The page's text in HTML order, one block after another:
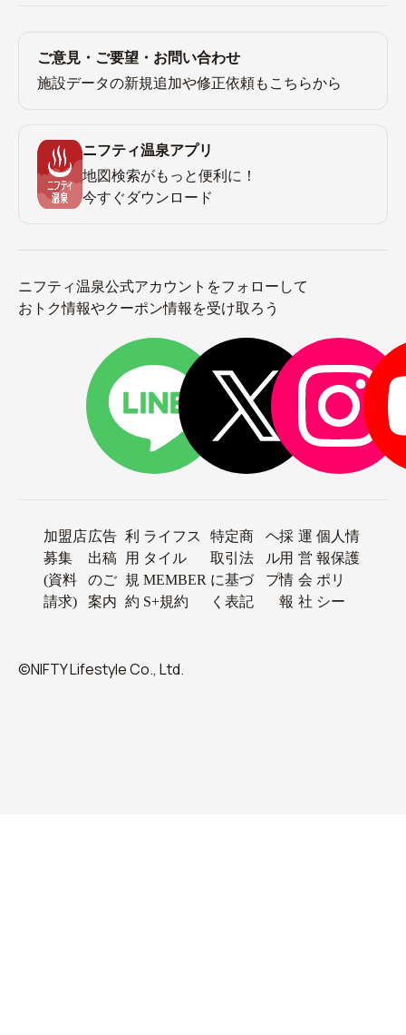
ご意見・ご要望・お問い合わせ
施設データの新規追加や修正依頼もこちらから
ニフティ温泉アプリ
地図検索がもっと便利に！
今すぐダウンロード
ニフティ温泉公式アカウントをフォローして
おトク情報やクーポン情報を受け取ろう
加盟店
募集
(資料
請求)
広告
出稿
のご
案内
利
用
規
約
ライフス
タイル
MEMBER
S+規約
特定商
取引法
に基づ
く表記
ヘ
ル
プ
採
用
情
報
運
営
会
社
個人情
報保護
ポリ
シー
©NIFTY Lifestyle Co., Ltd.